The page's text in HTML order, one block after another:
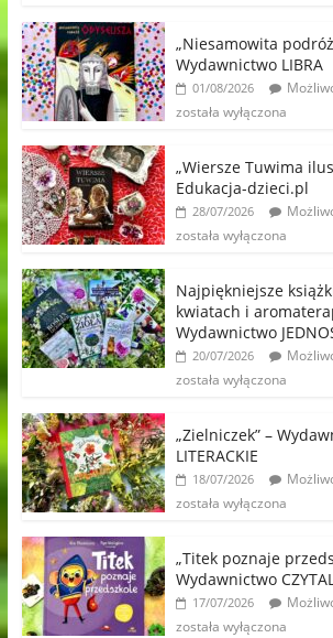
„Niesamowita
Wydawnictwo LIBRA
01/08/2026
została wyłączona
„Wiersze Tuwima
Edukacja-dzieci.pl
28/07/2026
została wyłączona
Najpiękniejsze
kwiatach i
Wydawnictwo
20/07/2026
została wyłączona
„Zielniczek” –
LITERACKIE
18/07/2026
została wyłączona
„Titek poznaje
Wydawnictwo
17/07/2026
została wyłączona